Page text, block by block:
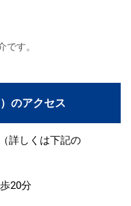
です。
のアクセス
詳しくは下記の
20分